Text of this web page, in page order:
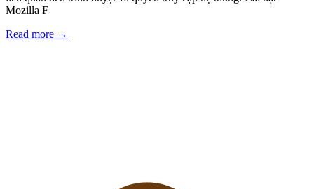
Mozilla F
Read more →